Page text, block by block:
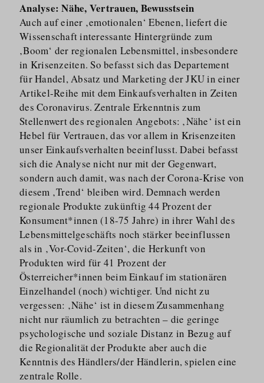
Analyse: Nähe, Vertrauen, Bewusstsein
Auch auf einer ‚emotionalen‘ Ebenen, liefert die
Wissenschaft interessante Hintergründe zum
‚Boom‘ der regionalen Lebensmittel, insbesondere
in Krisenzeiten. So befasst sich das Departement
für Handel, Absatz und Marketing der JKU in einer
Artikel-Reihe mit dem Einkaufs­verhalten in Zeiten
des Coronavirus. Zentrale Erkenntnis zum
Stellenwert des regionalen Angebots: ‚Nähe‘ ist ein
Hebel für Vertrauen, das vor allem in Krisenzeiten
unser Einkaufs­verhalten beeinflusst. Dabei befasst
sich die Analyse nicht nur mit der Gegenwart,
sondern auch damit, was nach der Corona-Krise von
diesem ‚Trend‘ bleiben wird. Demnach werden
regionale Produkte zukünftig 44 Prozent der
Konsument*innen (18-75 Jahre) in ihrer Wahl des
Lebensmit­tel­geschäfts noch stärker beeinflussen
als in ‚Vor-Covid-Zeiten‘, die Herkunft von
Produkten wird für 41 Prozent der
Österreicher*innen beim Einkauf im stationären
Einzelhandel (noch) wichtiger. Und nicht zu
vergessen: ‚Nähe‘ ist in diesem Zusammenhang
nicht nur räumlich zu betrachten – die geringe
psychologische und soziale Distanz in Bezug auf
die Regionalität der Produkte aber auch die
Kenntnis des Händlers/​der Händlerin, spielen eine
zentrale Rolle.